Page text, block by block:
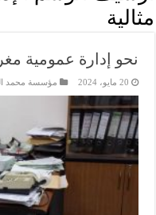
مثالية
نحو إدارة عمومية
20 مايو، 2024 مؤسسة محمد